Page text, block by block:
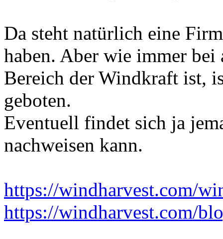
Da steht natürlich eine
haben. Aber wie immer
Bereich der Windkraft ist,
geboten.
Eventuell findet sich ja
nachweisen kann.
https://windharvest.com/
https://windharvest.com/